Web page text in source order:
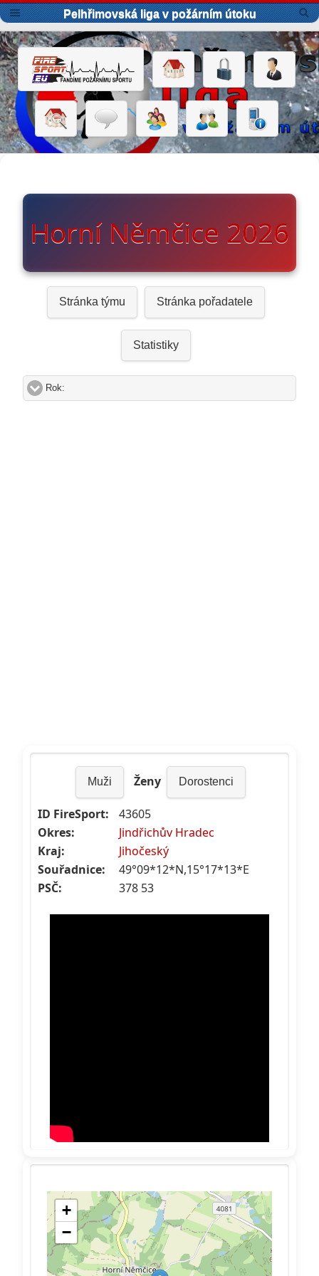
Pelhřimovská liga v požárním útoku
Horní Němčice 2026
Stránka týmu Stránka pořadatele
Statistiky
Rok:
Muži Ženy Dorostenci
ID FireSport:
43605
Okres:
Jindřichův Hradec
Kraj:
Jihočeský
Souřadnice:
49°09*12*N,15°17*13*E
PSČ:
378 53